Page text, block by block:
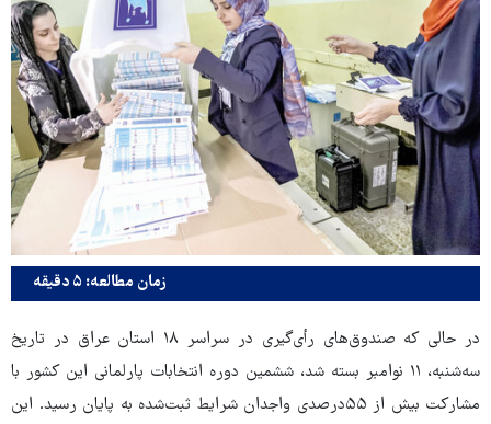
زمان مطالعه: ۵ دقیقه
در حالی که صندوق‌های رأی‌گیری در سراسر ۱۸ استان عراق در تاریخ
سه‌شنبه، ۱۱ نوامبر بسته شد، ششمین دوره انتخابات پارلمانی این کشور با
مشارکت بیش از ۵۵درصدی واجدان شرایط ثبت‌شده به پایان رسید. این